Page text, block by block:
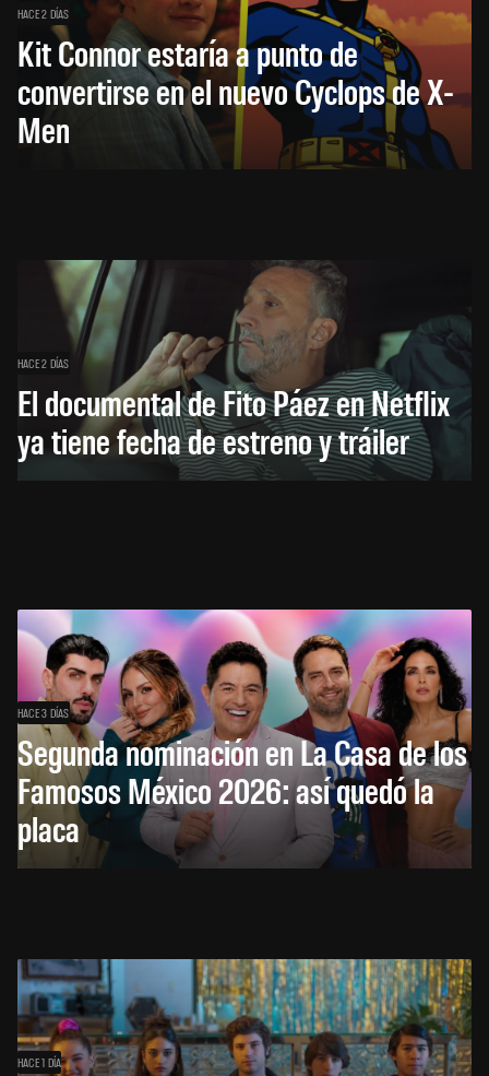
HACE 2 DÍAS
Kit Connor estaría a punto de
convertirse en el nuevo Cyclops de X-
Men
HACE 2 DÍAS
El documental de Fito Páez en Netflix
ya tiene fecha de estreno y tráiler
HACE 3 DÍAS
Segunda nominación en La Casa de los
Famosos México 2026: así quedó la
placa
HACE 1 DÍA